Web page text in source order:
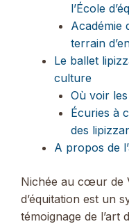
l’École
Académie
terrain
Le ballet
culture
Où voir
Écuries à
des
A propos de
Nichée au cœur de
d’équitation est un
témoignage de l’art